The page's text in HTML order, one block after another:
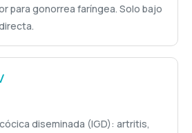
para gonorrea faríngea. Solo bajo
diseminada (IGD): artritis,